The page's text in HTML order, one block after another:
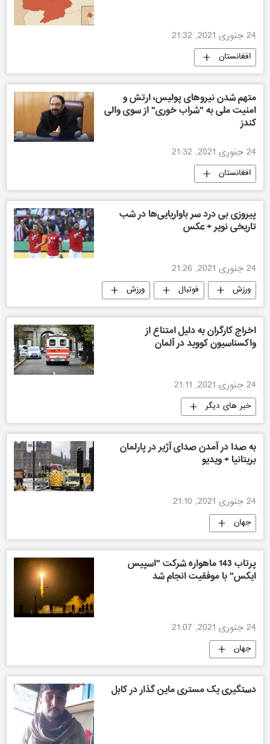
24 جنوری 2021, 21:32
افغانستان
متهم شدن نیروهای پولیس، ارتش و
امنیت ملی به "شراب خوری" از سوی والی
کندز
24 جنوری 2021, 21:32
افغانستان
پیروزی بی درد سر باواریایی‌ها در شب
تاریخی نویر + عکس
24 جنوری 2021, 21:26
ورزش فوتبال ورزش
اخراج کارگران به دلیل امتناع از
واکسناسیون کووید در آلمان
24 جنوری 2021, 21:11
خبر های دیگر
به صدا در آمدن صدای آژیر در پارلمان
بریتانیا + ویدیو
24 جنوری 2021, 21:10
جهان
پرتاب 143 ماهواره‌ شرکت "اسپیس
ایکس" با موفقیت انجام شد
24 جنوری 2021, 21:07
جهان
دستگیری یک مستری ماین گذار در کابل